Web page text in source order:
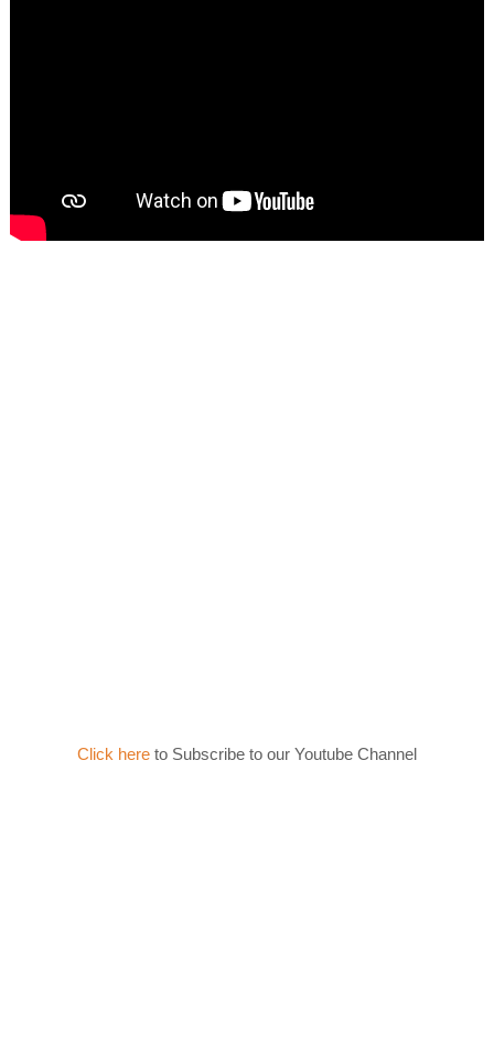
Click here to Subscribe to our Youtube Channel